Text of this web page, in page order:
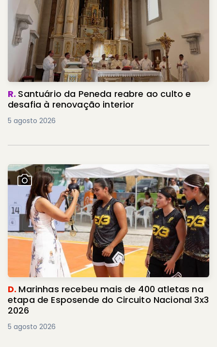
R. Santuário da Peneda reabre ao culto e
desafia à renovação interior
5 agosto 2026
D. Marinhas recebeu mais de 400 atletas na
etapa de Esposende do Circuito Nacional 3x3
2026
5 agosto 2026